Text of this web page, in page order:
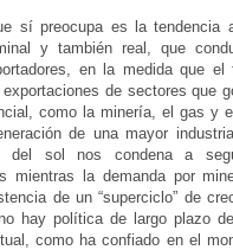
sí preocupa es la tendencia
y también real, que
en la medida que
de sectores que
como la minería, el gas y
de una mayor
del sol nos condena a
mientras la demanda por
de un “superciclo” de
hay política de largo plazo
como ha confiado en el